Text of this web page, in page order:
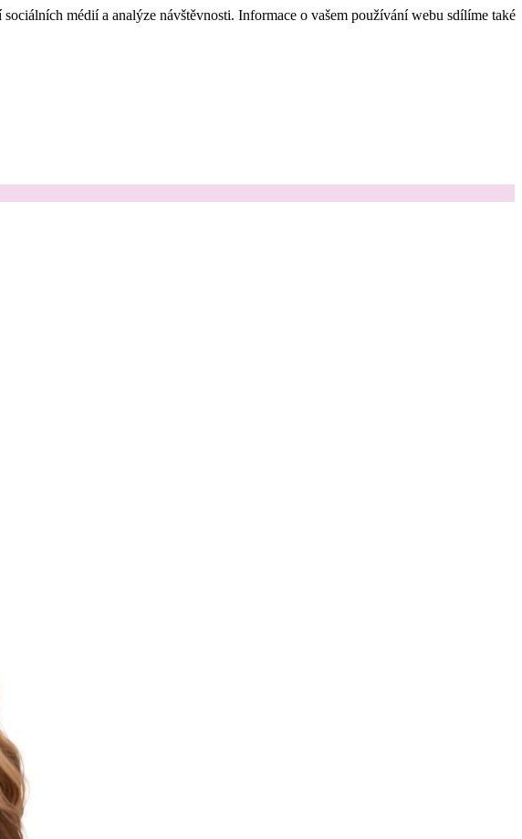
médií a analýze návštěvnosti. Informace o vašem používání webu sdílíme také